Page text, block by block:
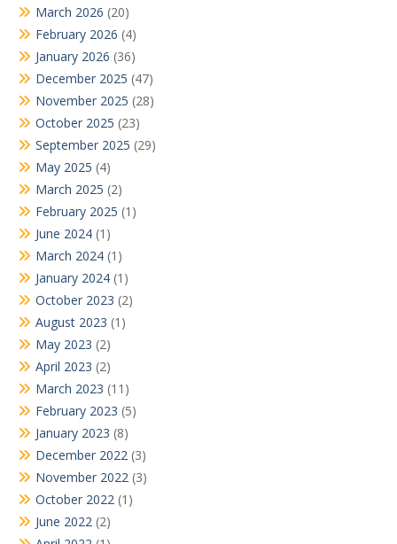
March 2026 (20)
February 2026 (4)
January 2026 (36)
December 2025 (47)
November 2025 (28)
October 2025 (23)
September 2025 (29)
May 2025 (4)
March 2025 (2)
February 2025 (1)
June 2024 (1)
March 2024 (1)
January 2024 (1)
October 2023 (2)
August 2023 (1)
May 2023 (2)
April 2023 (2)
March 2023 (11)
February 2023 (5)
January 2023 (8)
December 2022 (3)
November 2022 (3)
October 2022 (1)
June 2022 (2)